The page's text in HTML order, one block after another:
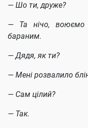
— Шо ти, друже?
— Та нічо, воюємо
бараним.
— Дядя, як ти?
— Мені розвалило
— Сам цілий?
— Так.